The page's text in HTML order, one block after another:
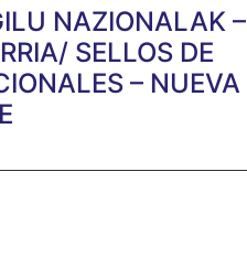
NAZIONALAK –
SELLOS DE
– NUEVA